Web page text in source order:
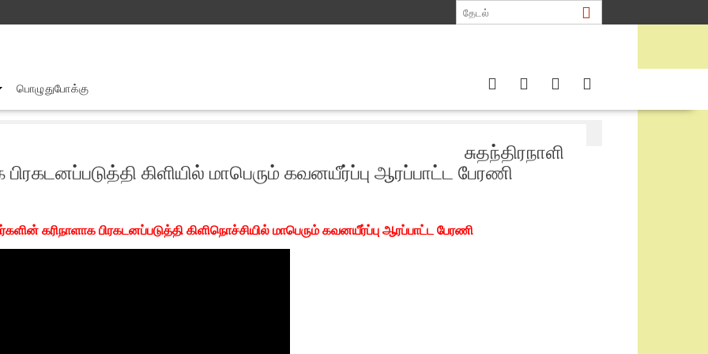
பொழுதுபோக்கு
சுதந்திரநாளி
கிளியில் மாபெரும் கவனயீர்ப்பு ஆரப்பாட்ட பேரணி
கரிநாளாக பிரகடனப்படுத்தி கிளிநொச்சியில் மாபெரும் கவனயீர்ப்பு ஆரப்பாட்ட பேரணி